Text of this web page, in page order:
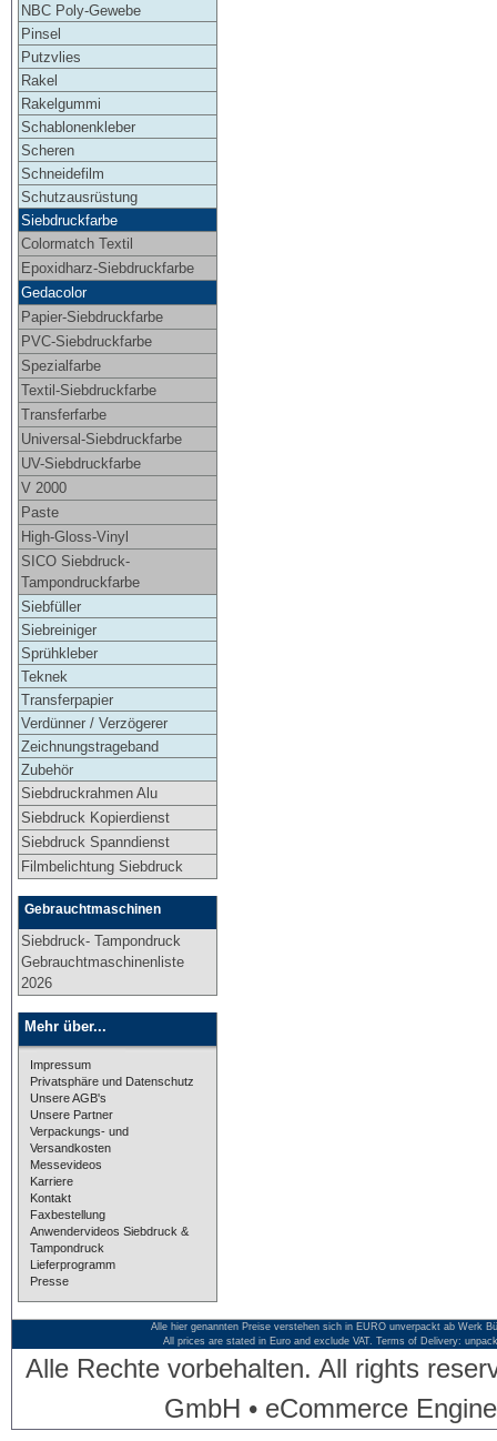
NBC Poly-Gewebe
Pinsel
Putzvlies
Rakel
Rakelgummi
Schablonenkleber
Scheren
Schneidefilm
Schutzausrüstung
Siebdruckfarbe
Colormatch Textil
Epoxidharz-Siebdruckfarbe
Gedacolor
Papier-Siebdruckfarbe
PVC-Siebdruckfarbe
Spezialfarbe
Textil-Siebdruckfarbe
Transferfarbe
Universal-Siebdruckfarbe
UV-Siebdruckfarbe
V 2000
Paste
High-Gloss-Vinyl
SICO Siebdruck-
Tampondruckfarbe
Siebfüller
Siebreiniger
Sprühkleber
Teknek
Transferpapier
Verdünner / Verzögerer
Zeichnungstrageband
Zubehör
Siebdruckrahmen Alu
Siebdruck Kopierdienst
Siebdruck Spanndienst
Filmbelichtung Siebdruck
Gebrauchtmaschinen
Siebdruck- Tampondruck
Gebrauchtmaschinenliste
2026
Mehr über...
Impressum
Privatsphäre und Datenschutz
Unsere AGB's
Unsere Partner
Verpackungs- und
Versandkosten
Messevideos
Karriere
Kontakt
Faxbestellung
Anwendervideos Siebdruck &
Tampondruck
Lieferprogramm
Presse
Alle hier genannten Preise verstehen sich in EURO unverpackt ab Werk
All prices are stated in Euro and exclude VAT. Terms of Delivery:
Alle Rechte vorbehalten. All rights
GmbH • eCommerce